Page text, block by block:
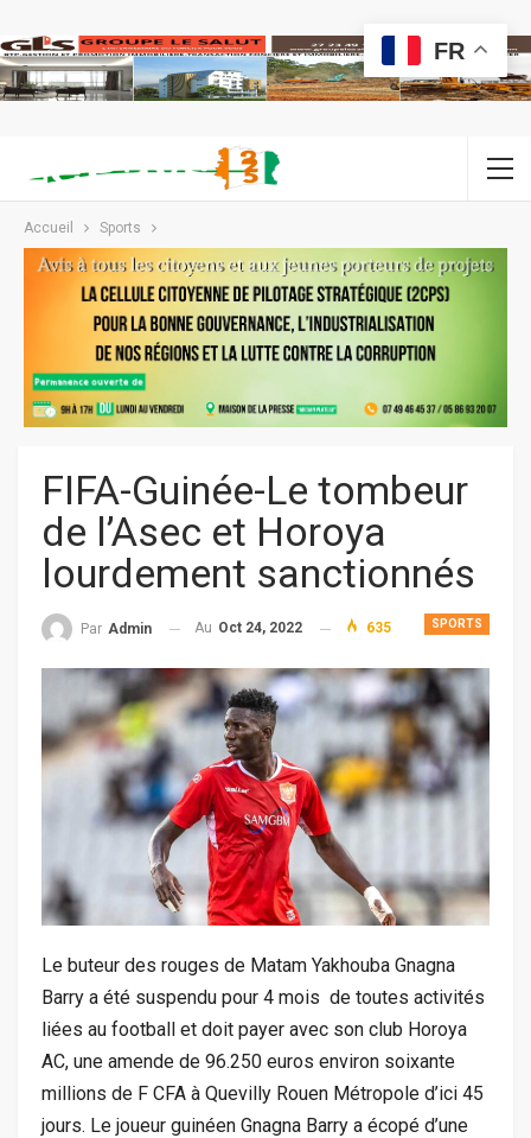
Accueil Sports
FIFA-Guinée-Le tombeur
de l’Asec et Horoya
lourdement sanctionnés
SPORTS
Par Admin Au Oct 24, 2022 635
Le buteur des rouges de Matam Yakhouba Gnagna
Barry a été suspendu pour 4 mois de toutes activités
liées au football et doit payer avec son club Horoya
AC, une amende de 96.250 euros environ soixante
millions de F CFA à Quevilly Rouen Métropole d’ici 45
jours. Le joueur guinéen Gnagna Barry a écopé d’une
FR